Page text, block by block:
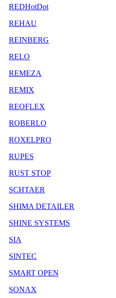
REDHotDot
REHAU
REINBERG
RELO
REMEZA
REMIX
REOFLEX
ROBERLO
ROXELPRO
RUPES
RUST STOP
SCHTAER
SHIMA DETAILER
SHINE SYSTEMS
SIA
SINTEC
SMART OPEN
SONAX